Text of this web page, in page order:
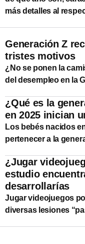
más detalles al
Generación Z
tristes motivos
¿No se ponen la
del desempleo en la
¿Qué es la
en 2025 inician
Los bebés nacidos
pertenecer a la
¿Jugar
estudio
desarrollarías
Jugar videojuegos
diversas lesiones